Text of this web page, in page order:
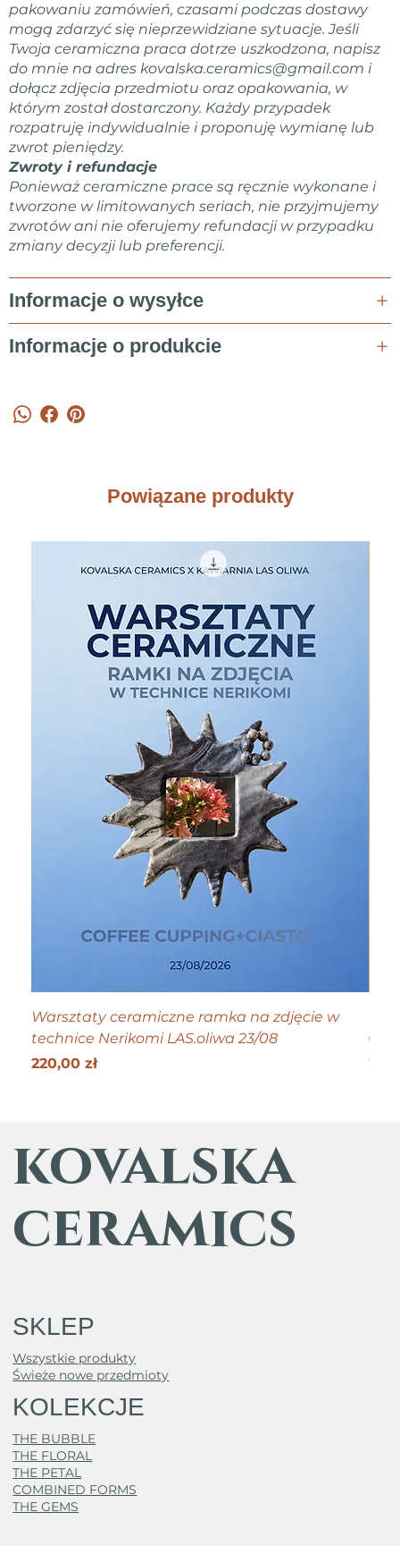
pakowaniu zamówień, czasami podczas dostawy
mogą zdarzyć się nieprzewidziane sytuacje. Jeśli
Twoja ceramiczna praca dotrze uszkodzona, napisz
do mnie na adres kovalska.ceramics@gmail.com i
dołącz zdjęcia przedmiotu oraz opakowania, w
którym został dostarczony. Każdy przypadek
rozpatruję indywidualnie i proponuję wymianę lub
zwrot pieniędzy.
Zwroty i refundacje
Ponieważ ceramiczne prace są ręcznie wykonane i
tworzone w limitowanych seriach, nie przyjmujemy
zwrotów ani nie oferujemy refundacji w przypadku
zmiany decyzji lub preferencji.
Informacje o wysyłce
Informacje o produkcie
Powiązane produkty
Warsztaty ceramiczne ramka na zdjęcie w
technice Nerikomi LAS.oliwa 23/08
Cena
220,00 zł Get
kovalska
ceramics
SKLEP
Wszystkie produkty
Świeże nowe przedmioty
KOLEKCJE
THE BUBBLE
THE FLORAL
THE PETAL
COMBINED FORMS
THE GEMS